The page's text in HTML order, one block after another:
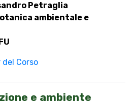
Petraglia
ambientale e
del Corso
e ambiente